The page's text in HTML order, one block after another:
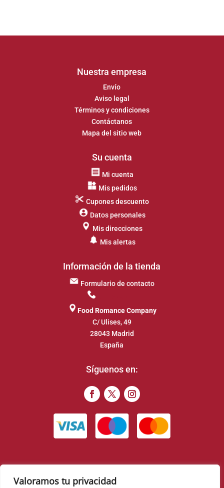
Valoramos tu privacidad
Nuestra empresa
Envío
Aviso legal
Términos y condiciones
Contáctanos
Mapa del sitio web
Su cuenta
Mi cuenta
Mis pedidos
Cupones descuento
Datos personales
Mis direcciones
Mis alertas
Información de la tienda
Formulario de contacto
Food Romance Company
C/ Ulises, 49
28043 Madrid
España
Síguenos en:
© 2022 – Food Romance Company – Todos los derechos